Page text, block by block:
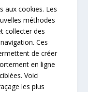
aux cookies. Les
méthodes
collecter des
Ces
de créer
en ligne
Voici
les plus